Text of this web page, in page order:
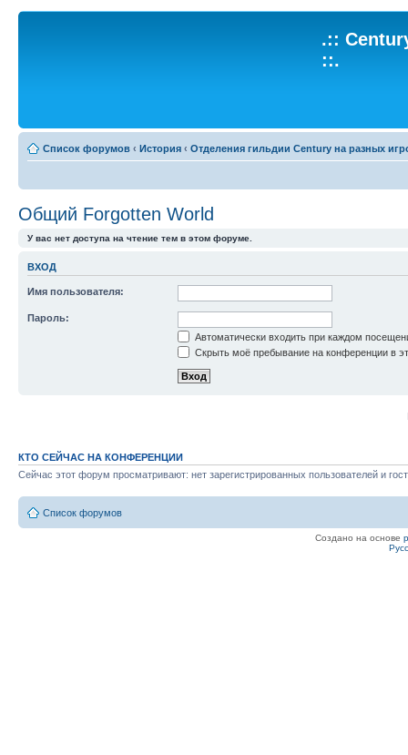
.::
::.
Список форумов ‹ История ‹ Отделения гильдии Century на разных
Общий Forgotten World
У вас нет доступа на чтение тем в этом форуме.
ВХОД
Имя пользователя:
Пароль:
Автоматически входить при каждом
Скрыть моё пребывание на конференции в
КТО СЕЙЧАС НА КОНФЕРЕНЦИИ
Сейчас этот форум просматривают: нет зарегистрированных пользователей и
Список форумов
Создано на основе